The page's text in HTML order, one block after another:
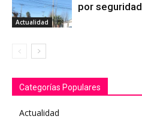
Actualidad
por seguridad
Categorías Populares
Actualidad